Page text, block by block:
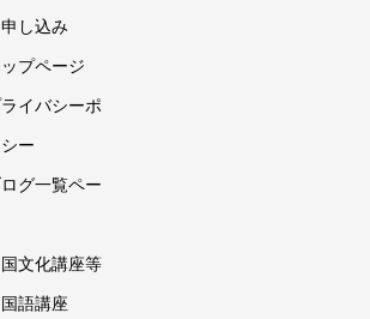
し込み
ップページ
イバシーポ
ー
グ一覧ペー
文化講座等
語講座